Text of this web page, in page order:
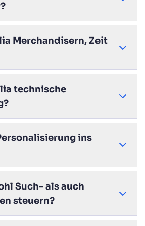
Merchandisern, Zeit
technische
ins
Such- als auch
steuern?